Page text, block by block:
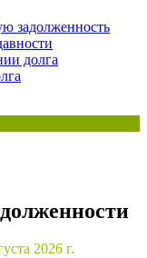
и «Алгоритмы для
вам на почту
задолженность
долга
2026 г.